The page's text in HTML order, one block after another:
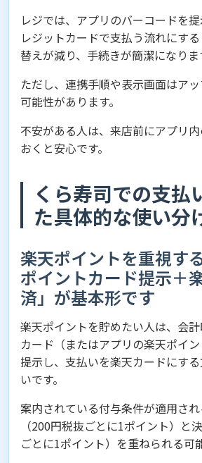
レジでは、アプリのバーコードを
レジットカードで支払う流れにす
替えが減り、手続きが簡潔になりま
ただし、連携手順や表示画面はア
可能性があります。
不安がある人は、来店前にアプリ
おくと安心です。
くら寿司での支払
た具体的な使い分
楽天ポイントを重視す
ポイントカード提示＋
済」が基本形です
楽天ポイントを貯めたい人は、会
カード（またはアプリの楽天ポイ
提示し、支払いを楽天カードにす
いです。
案内されている付与条件が適用さ
（200円税抜ごとに1ポイント）と
ごとに1ポイント）を重ねられる可